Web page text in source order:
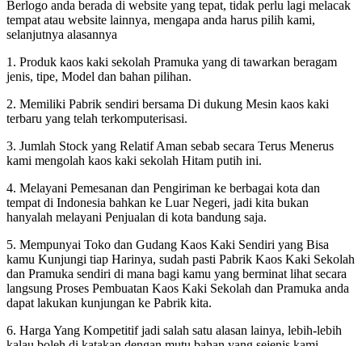
Berlogo anda berada di website yang tepat, tidak perlu lagi melacak
tempat atau website lainnya, mengapa anda harus pilih kami,
selanjutnya alasannya
1. Produk kaos kaki sekolah Pramuka yang di tawarkan beragam
jenis, tipe, Model dan bahan pilihan.
2. Memiliki Pabrik sendiri bersama Di dukung Mesin kaos kaki
terbaru yang telah terkomputerisasi.
3. Jumlah Stock yang Relatif Aman sebab secara Terus Menerus
kami mengolah kaos kaki sekolah Hitam putih ini.
4. Melayani Pemesanan dan Pengiriman ke berbagai kota dan
tempat di Indonesia bahkan ke Luar Negeri, jadi kita bukan
hanyalah melayani Penjualan di kota bandung saja.
5. Mempunyai Toko dan Gudang Kaos Kaki Sendiri yang Bisa
kamu Kunjungi tiap Harinya, sudah pasti Pabrik Kaos Kaki Sekolah
dan Pramuka sendiri di mana bagi kamu yang berminat lihat secara
langsung Proses Pembuatan Kaos Kaki Sekolah dan Pramuka anda
dapat lakukan kunjungan ke Pabrik kita.
6. Harga Yang Kompetitif jadi salah satu alasan lainya, lebih-lebih